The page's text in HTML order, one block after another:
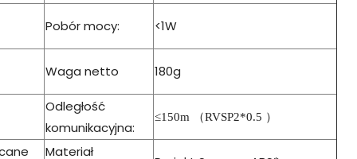
Pobór mocy: <1W
Waga netto 180g
Odległość
komunikacyjna:
≤150m （RVSP2*0.5 ）
Materiał